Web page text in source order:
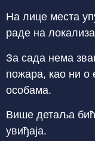
На лице места
раде на
За сада нема
пожара, као ни о
особама.
Више детаља
увиђаја.